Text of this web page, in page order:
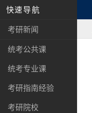
快速导航
考研新闻
统考公共课
统考专业课
考研指南经验
考研院校